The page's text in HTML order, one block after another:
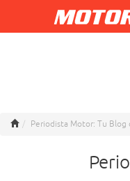
Periodista Motor: Tu Blog